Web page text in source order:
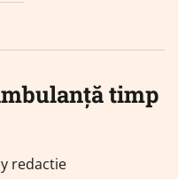
timp
redactie